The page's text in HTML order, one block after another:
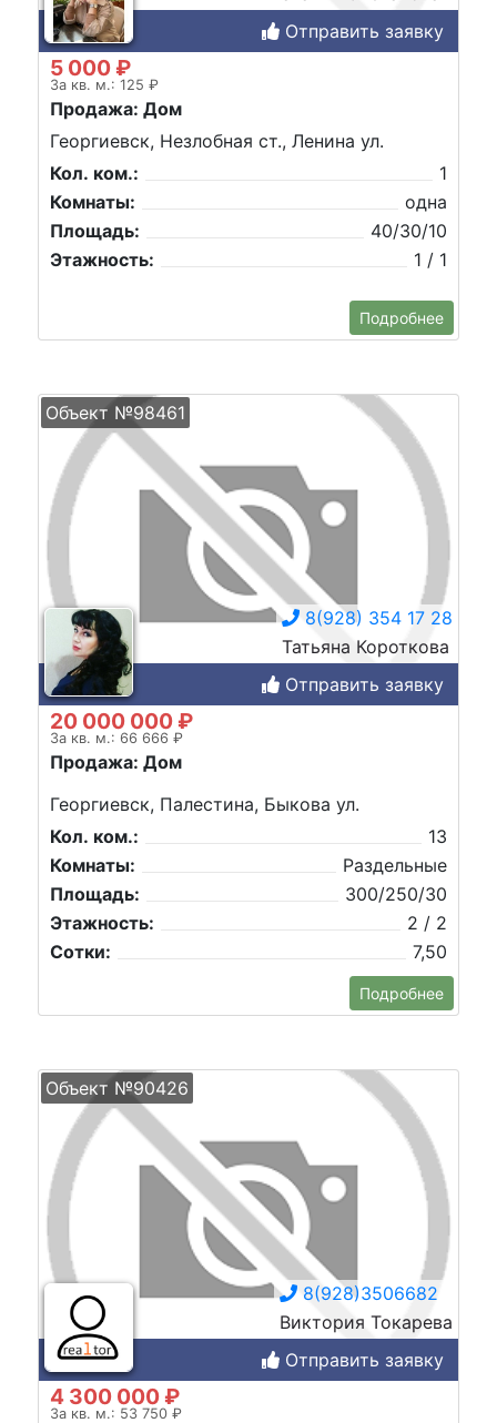
Отправить заявку
5 000 ₽
За кв. м.: 125 ₽
Продажа: Дом
Георгиевск, Незлобная ст., Ленина ул.
Кол. ком.:
1
Комнаты:
одна
Площадь:
40/30/10
Этажность:
1 / 1
Подробнее
Объект №98461
8(928) 354 17 28
Татьяна Короткова
Отправить заявку
20 000 000 ₽
За кв. м.: 66 666 ₽
Продажа: Дом
Георгиевск, Палестина, Быкова ул.
Кол. ком.:
13
Комнаты:
Раздельные
Площадь:
300/250/30
Этажность:
2 / 2
Сотки:
7,50
Подробнее
Объект №90426
8(928)3506682
Виктория Токарева
Отправить заявку
4 300 000 ₽
За кв. м.: 53 750 ₽